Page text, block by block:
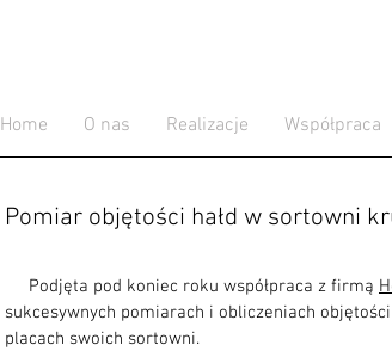
Home O nas Realizacje Współpraca
Pomiar objętości hałd w sortowni
Podjęta pod koniec roku współpraca z firmą
sukcesywnych pomiarach i obliczeniach
placach swoich sortowni.